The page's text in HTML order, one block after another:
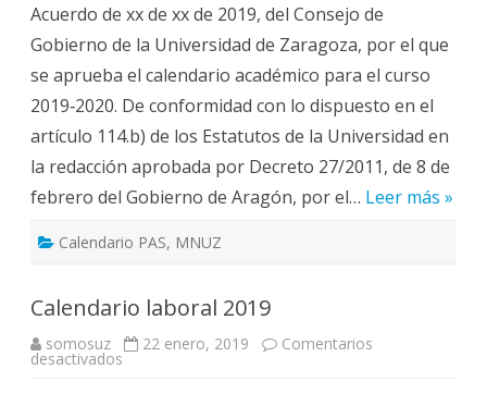
2020
aprobado
en
la
MNUZ
Acuerdo de xx de xx de 2019, del Consejo de
Gobierno de la Universidad de Zaragoza, por el que
se aprueba el calendario académico para el curso
2019‐2020. De conformidad con lo dispuesto en el
artículo 114.b) de los Estatutos de la Universidad en
la redacción aprobada por Decreto 27/2011, de 8 de
febrero del Gobierno de Aragón, por el… Leer más »
Calendario PAS, MNUZ
Calendario laboral 2019
somosuz 22 enero, 2019 Comentarios
desactivadosen